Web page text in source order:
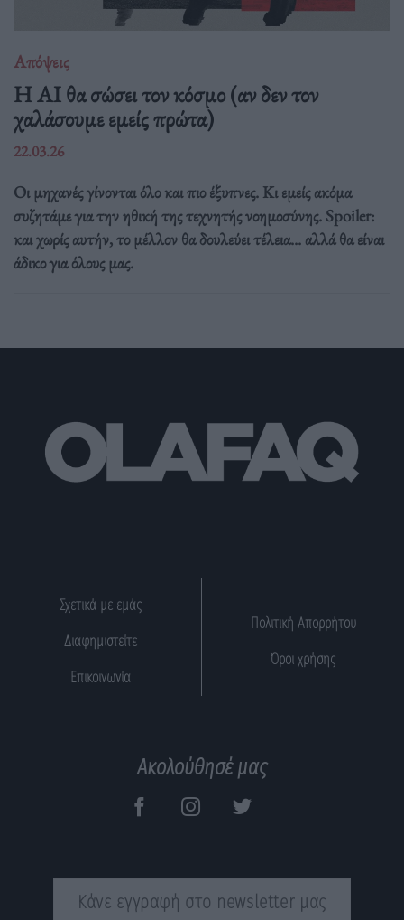
Απόψεις
Η AI θα σώσει τον κόσμο (αν δεν τον
χαλάσουμε εμείς πρώτα)
22.03.26
Οι μηχανές γίνονται όλο και πιο έξυπνες. Κι εμείς ακόμα
συζητάμε για την ηθική της τεχνητής νοημοσύνης. Spoiler:
και χωρίς αυτήν, το μέλλον θα δουλεύει τέλεια... αλλά θα είναι
άδικο για όλους μας.
Σχετικά με εμάς
Διαφημιστείτε
Επικοινωνία
Πολιτική Απορρήτου
Όροι χρήσης
Ακολούθησέ μας
Κάνε εγγραφή στο newsletter μας